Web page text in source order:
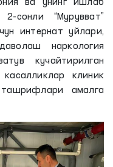
ва унинг ишлаб
сонли “Мурувват”
интернат уйлари,
наркология
кучайтирилган
клиник
амалга